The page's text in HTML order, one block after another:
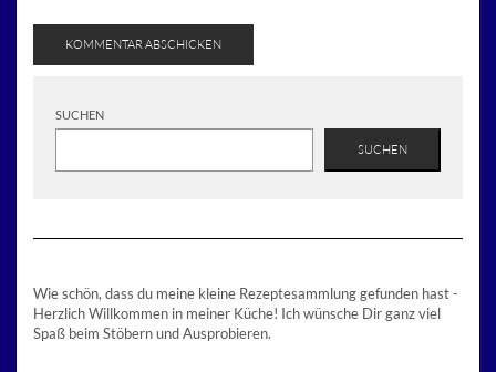
SUCHEN
SUCHEN
Wie schön, dass du meine kleine Rezeptesammlung gefunden hast -
Herzlich Willkommen in meiner Küche! Ich wünsche Dir ganz viel
Spaß beim Stöbern und Ausprobieren.